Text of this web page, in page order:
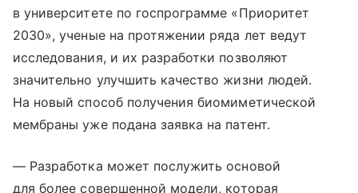
в университете по госпрограмме «Приоритет
2030», ученые на протяжении ряда лет ведут
исследования, и их разработки позволяют
значительно улучшить качество жизни людей.
На новый способ получения биомиметической
мембраны уже подана заявка на патент.
— Разработка может послужить основой
для более совершенной модели, которая